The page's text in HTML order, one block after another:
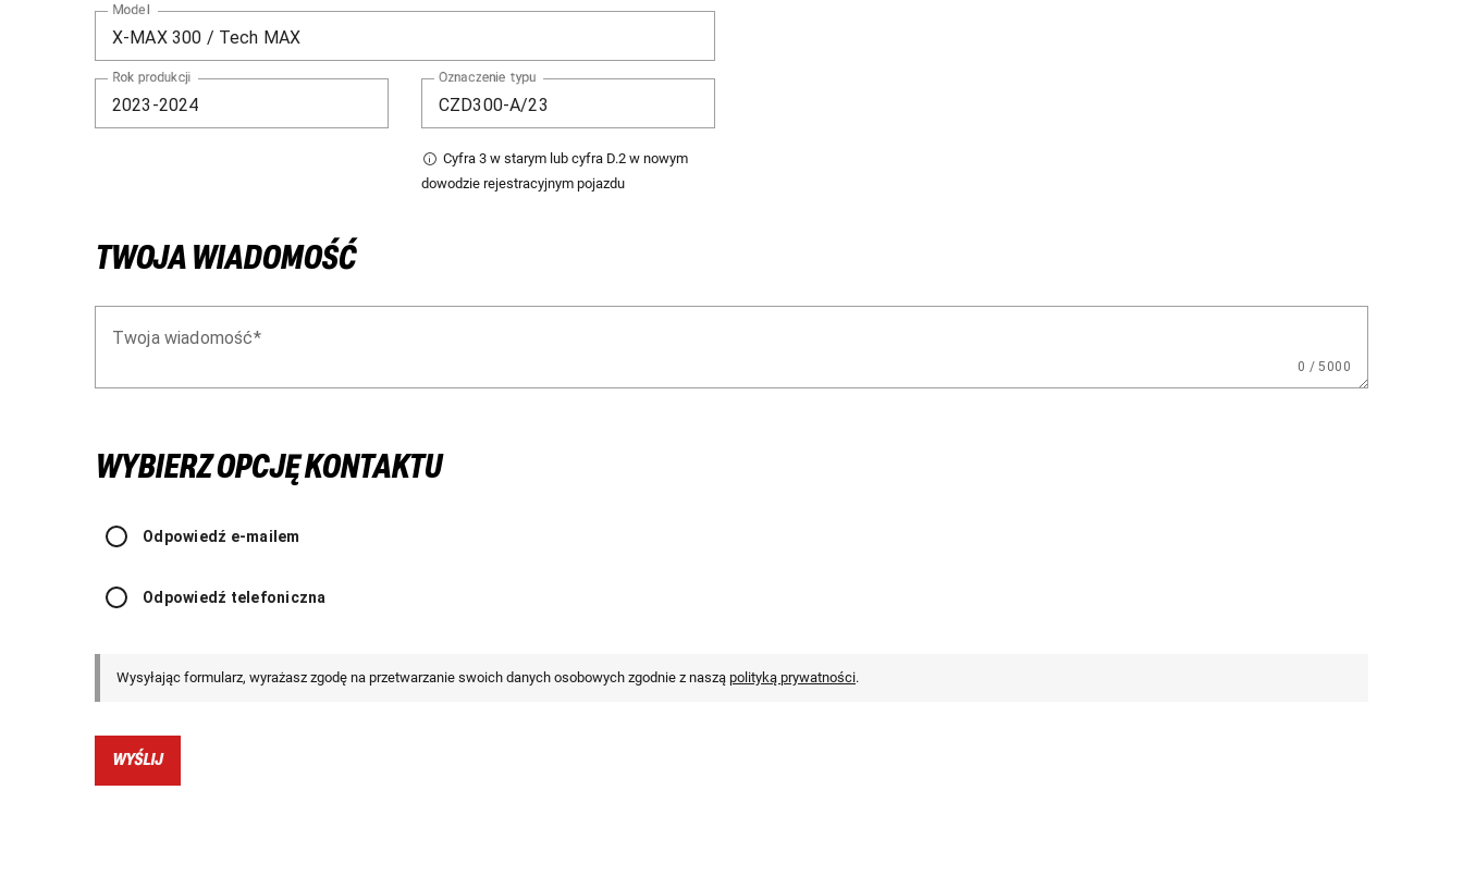
Model
Rok produkcji Oznaczenie typu
Cyfra 3 w starym lub cyfra D.2 w nowym
dowodzie rejestracyjnym pojazdu
TWOJA WIADOMOŚĆ
0 / 5000
Twoja wiadomość
WYBIERZ OPCJĘ KONTAKTU
Odpowiedź e-mailem
Odpowiedź telefoniczna
Wysyłając formularz, wyrażasz zgodę na przetwarzanie swoich danych osobowych zgodnie z naszą polityką prywatności.
WYŚLIJ